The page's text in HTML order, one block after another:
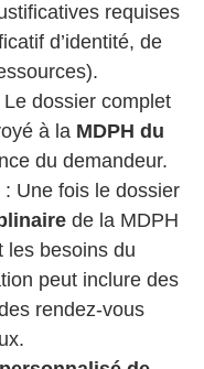
requises
d’identité, de
dossier complet
à la MDPH du
du demandeur.
: Une fois le dossier
de la MDPH
les besoins du
peut inclure des
rendez-vous